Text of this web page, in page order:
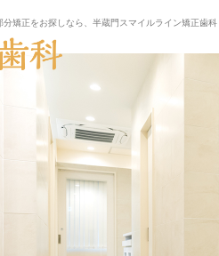
矯正をお探しなら、半蔵門スマイルライン矯正歯科